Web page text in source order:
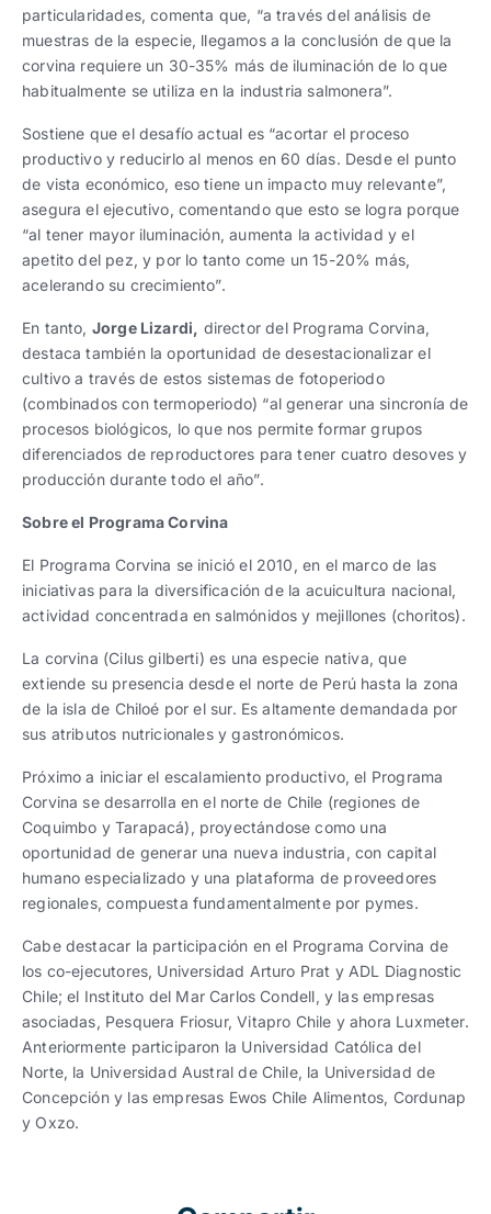
particularidades, comenta que, “a través del análisis de
muestras de la especie, llegamos a la conclusión de que la
corvina requiere un 30-35% más de iluminación de lo que
habitualmente se utiliza en la industria salmonera”.
Sostiene que el desafío actual es “acortar el proceso
productivo y reducirlo al menos en 60 días. Desde el punto
de vista económico, eso tiene un impacto muy relevante”,
asegura el ejecutivo, comentando que esto se logra porque
“al tener mayor iluminación, aumenta la actividad y el
apetito del pez, y por lo tanto come un 15-20% más,
acelerando su crecimiento”.
En tanto, Jorge Lizardi, director del Programa Corvina,
destaca también la oportunidad de desestacionalizar el
cultivo a través de estos sistemas de fotoperiodo
(combinados con termoperiodo) “al generar una sincronía de
procesos biológicos, lo que nos permite formar grupos
diferenciados de reproductores para tener cuatro desoves y
producción durante todo el año”.
Sobre el Programa Corvina
El Programa Corvina se inició el 2010, en el marco de las
iniciativas para la diversificación de la acuicultura nacional,
actividad concentrada en salmónidos y mejillones (choritos).
La corvina (Cilus gilberti) es una especie nativa, que
extiende su presencia desde el norte de Perú hasta la zona
de la isla de Chiloé por el sur. Es altamente demandada por
sus atributos nutricionales y gastronómicos.
Próximo a iniciar el escalamiento productivo, el Programa
Corvina se desarrolla en el norte de Chile (regiones de
Coquimbo y Tarapacá), proyectándose como una
oportunidad de generar una nueva industria, con capital
humano especializado y una plataforma de proveedores
regionales, compuesta fundamentalmente por pymes.
Cabe destacar la participación en el Programa Corvina de
los co-ejecutores, Universidad Arturo Prat y ADL Diagnostic
Chile; el Instituto del Mar Carlos Condell, y las empresas
asociadas, Pesquera Friosur, Vitapro Chile y ahora Luxmeter.
Anteriormente participaron la Universidad Católica del
Norte, la Universidad Austral de Chile, la Universidad de
Concepción y las empresas Ewos Chile Alimentos, Cordunap
y Oxzo.